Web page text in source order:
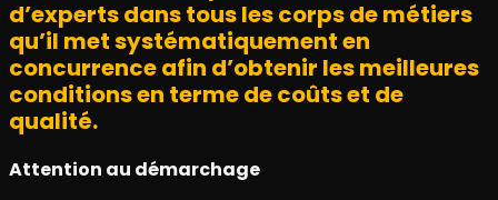
d’experts dans tous les corps de métiers
qu’il met systématiquement en
concurrence afin d’obtenir les meilleures
conditions en terme de coûts et de
qualité.
Attention au démarchage